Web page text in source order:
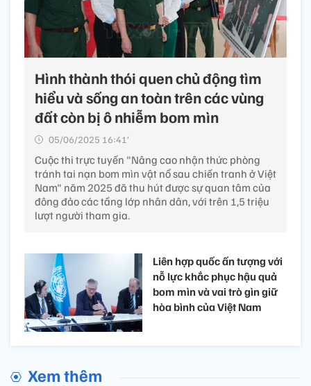
Hình thành thói quen chủ động tìm
hiểu và sống an toàn trên các vùng
đất còn bị ô nhiễm bom mìn
05/06/2025 16:41’
Cuộc thi trực tuyến "Nâng cao nhận thức phòng
tránh tai nạn bom mìn vật nổ sau chiến tranh ở Việt
Nam" năm 2025 đã thu hút được sự quan tâm của
đông đảo các tầng lớp nhân dân, với trên 1,5 triệu
lượt người tham gia.
Liên hợp quốc ấn tượng với
nỗ lực khắc phục hậu quả
bom mìn và vai trò gìn giữ
hòa bình của Việt Nam
Xem thêm